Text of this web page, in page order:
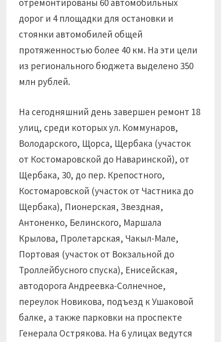
отремонтированы 60 автомобильных
дорог и 4 площадки для остановки и
стоянки автомобилей общей
протяженностью более 40 км. На эти цели
из регионального бюджета выделено 350
млн рублей.
На сегодняшний день завершен ремонт 18
улиц, среди которых ул. Коммунаров,
Володарского, Щорса, Щербака (участок
от Костомаровской до Наваринской), от
Щербака, 30, до пер. Крепостного,
Костомаровской (участок от Частника до
Щербака), Пионерская, Звездная,
Антоненко, Белинского, Маршала
Крылова, Пролетарская, Чакыл-Мале,
Портовая (участок от Вокзальной до
Троллейбусного спуска), Енисейская,
автодорога Андреевка-Солнечное,
переулок Новикова, подъезд к Ушаковой
балке, а также парковки на проспекте
Генерала Острякова. На 6 улицах ведутся